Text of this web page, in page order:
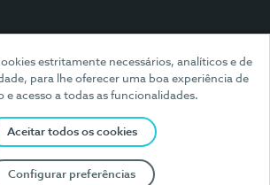
estritamente necessários, analíticos e de
para lhe oferecer uma boa experiência de
e acesso a todas as funcionalidades.
Aceitar todos os cookies
Configurar preferências